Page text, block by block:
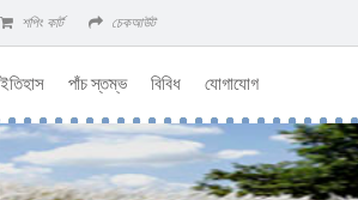
শপিং কার্ট চেকআউট
পাঁচ স্তম্ভ বিবিধ যোগাযোগ